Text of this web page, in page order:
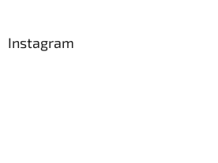
Instagram